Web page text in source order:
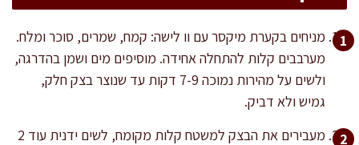
מניחים בקערת מיקסר עם וו לישה: קמח, שמרים, סוכר ומלח.
מערבבים קלות להתחלה אחידה. מוסיפים מים ושמן בהדרגה,
ולשים על מהירות נמוכה 7-9 דקות עד שנוצר בצק חלק,
גמיש ולא דביק.
מעבירים את הבצק למשטח קלות מקומח, לשים ידנית עוד 2